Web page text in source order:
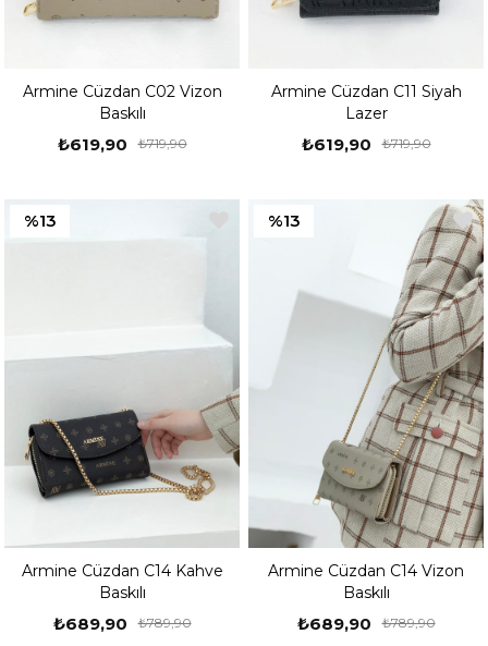
Armine Cüzdan C02 Vizon
Baskılı
₺619,90 ₺719,90
Armine Cüzdan C11 Siyah
Lazer
₺619,90 ₺719,90
Armine Cüzdan C14 Kahve
Baskılı
₺689,90 ₺789,90
%13
Armine Cüzdan C14 Vizon
Baskılı
₺689,90 ₺789,90
%13